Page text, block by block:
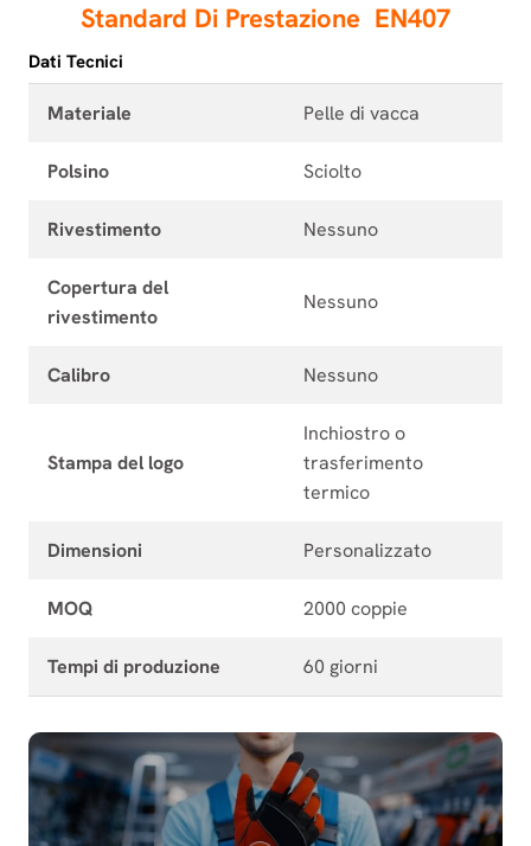
Standard Di Prestazione EN407
Dati Tecnici
Materiale Pelle di vacca
Polsino Sciolto
Rivestimento Nessuno
Copertura del
rivestimento
Nessuno
Calibro Nessuno
Stampa del logo
Inchiostro o
trasferimento
termico
Dimensioni Personalizzato
MOQ 2000 coppie
Tempi di produzione 60 giorni